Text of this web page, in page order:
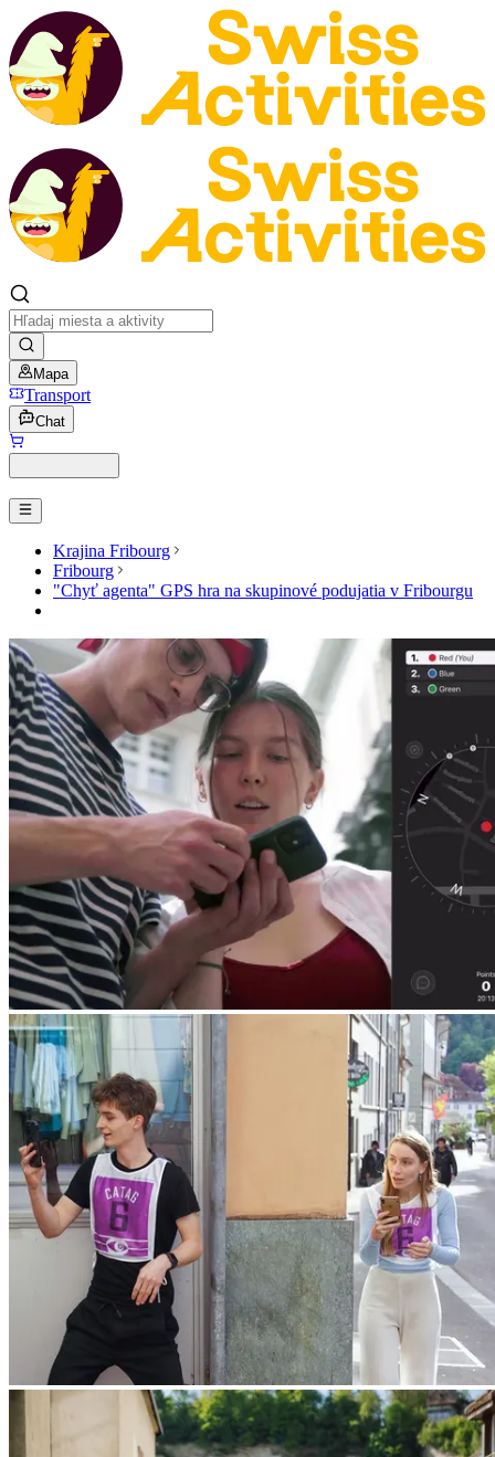
Mapa
Transport
Chat
Krajina Fribourg
Fribourg
"Chyť agenta" GPS hra na skupinové podujatia v Fribourgu